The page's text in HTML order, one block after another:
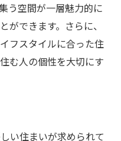
う空間が一層魅力的に
ができます。さらに、
フスタイルに合った住
む人の個性を大切にす
い住まいが求められて